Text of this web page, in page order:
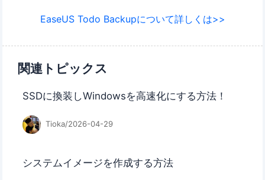
EaseUS Todo Backupについて詳しくは>>
関連トピックス
SSDに換装しWindowsを高速化にする方法！
Tioka/2026-04-29
システムイメージを作成する方法